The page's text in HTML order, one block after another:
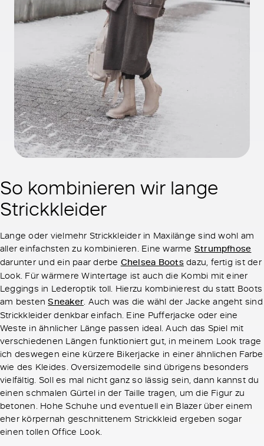
So kombinieren wir lange
Strickkleider
Lange oder vielmehr Strickkleider in Maxilänge sind wohl am
aller einfachsten zu kombinieren. Eine warme Strumpfhose
darunter und ein paar derbe Chelsea Bootsdazu, fertig ist der
Look. Für wärmere Wintertage ist auch die Kombi mit einer
Leggings in Lederoptik toll. Hierzu kombinierest du statt Boots
am bestenSneaker . Auch was die wähl der Jacke angeht sind
Strickkleider denkbar einfach. Eine Pufferjacke oder eine
Weste in ähnlicher Länge passen ideal. Auch das Spiel mit
verschiedenen Längen funktioniert gut, in meinem Look trage
ich deswegen eine kürzere Bikerjacke in einer ähnlichen Farbe
wie des Kleides. Oversizemodelle sind übrigens besonders
vielfältig. Soll es mal nicht ganz so lässig sein, dann kannst du
einen schmalen Gürtel in der Taille tragen, um die Figur zu
betonen. Hohe Schuhe und eventuell ein Blazer über einem
eher körpernah geschnittenem Strickkleid ergeben sogar
einen tollen Office Look.